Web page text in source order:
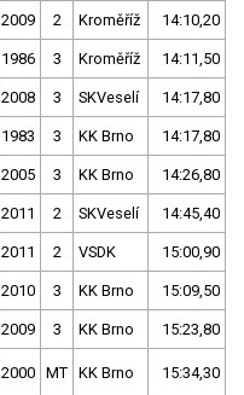
2009 2 Kroměříž 14:10,20
1986 3 Kroměříž 14:11,50
2008 3 SKVeselí 14:17,80
1983 3 KK Brno 14:17,80
2005 3 KK Brno 14:26,80
2011 2 SKVeselí 14:45,40
2011 2 VSDK 15:00,90
2010 3 KK Brno 15:09,50
2009 3 KK Brno 15:23,80
2000 MT KK Brno 15:34,30